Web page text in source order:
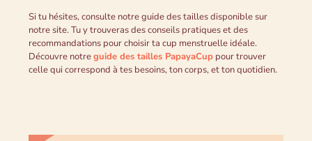
Si tu hésites, consulte notre guide des tailles disponible sur
notre site. Tu y trouveras des conseils pratiques et des
recommandations pour choisir ta cup menstruelle idéale.
Découvre notreguide des tailles PapayaCuppour trouver
celle qui correspond à tes besoins, ton corps, et ton quotidien.